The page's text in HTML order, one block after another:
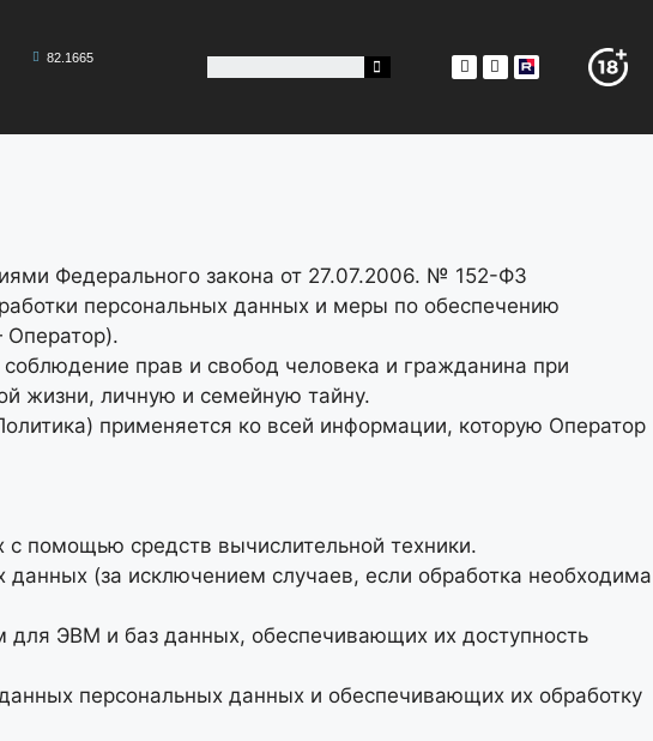
82.1665
Федерального закона от 27.07.2006. № 152-ФЗ
персональных данных и меры по обеспечению
прав и свобод человека и гражданина при
жизни, личную и семейную тайну.
применяется ко всей информации, которую Оператор
помощью средств вычислительной техники.
(за исключением случаев, если обработка необходима
ЭВМ и баз данных, обеспечивающих их доступность
персональных данных и обеспечивающих их обработку